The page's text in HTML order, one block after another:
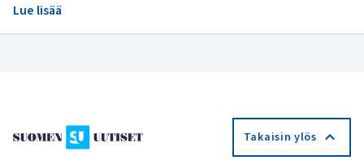
Lue lisää
Takaisin ylös